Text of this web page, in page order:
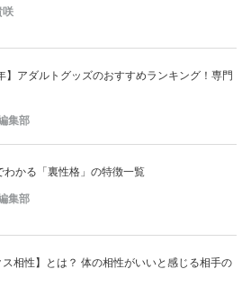
】アダルトグッズのおすすめランキング！専門
集部
わかる「裏性格」の特徴一覧
集部
ス相性】とは？ 体の相性がいいと感じる相手の